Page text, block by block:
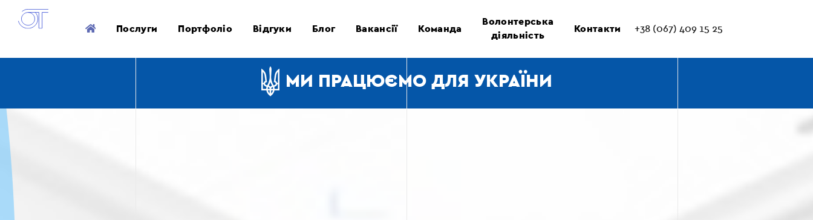
Послуги Портфоліо Відгуки Блог Вакансії Команда
Волонтерська
діяльність
Контакти +38 (067) 409 15 25
МИ ПРАЦЮЄМО ДЛЯ УКРАЇНИ